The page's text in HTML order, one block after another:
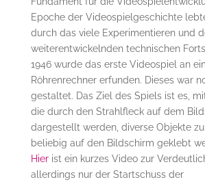
Epoche der Videospielgeschichte
durch das viele Experimentieren und
weiterentwickelnden technischen
1946 wurde das erste Videospiel an
Röhrenrechner erfunden. Dieses war
gestaltet. Das Ziel des Spiels ist es, mit
die durch den Strahlfleck auf dem
dargestellt werden, diverse Objekte
beliebig auf den Bildschirm geklebt
Hierist ein kurzes Video zur
allerdings nur der Startschuss der